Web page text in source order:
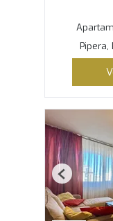
Pipera,
Previous